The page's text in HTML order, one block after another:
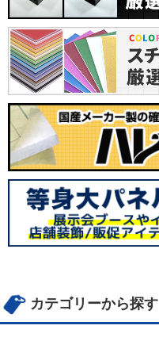
カテゴリーから探す